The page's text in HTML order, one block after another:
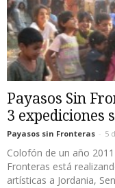
Payasos Sin
3 expediciones
Payasos sin Fronteras - 5
Colofón de un año
Fronteras está
artísticas a Jordania,